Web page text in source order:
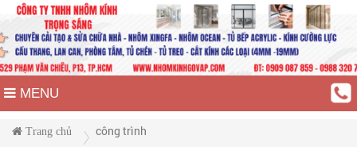
MENU
Trang chủ
công trình